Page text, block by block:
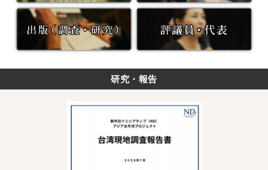
研究・報告